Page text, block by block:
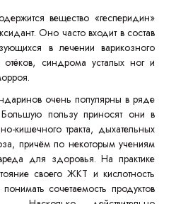
вещество «гесперидин»
Оно часто входит в состав
в лечении варикозного
синдрома усталых ног и
очень популярны в ряде
Большую пользу приносят они в
кишечного тракта, дыхательных
причём по некоторым учениям
для здоровья. На практике
своего ЖКТ и кислотность
сочетаемость продуктов